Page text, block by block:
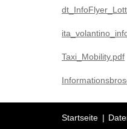
Taxi_Mobility.pdf
Startseite